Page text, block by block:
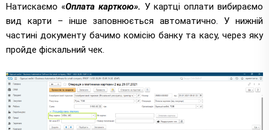
Натискаємо «Оплата карткою». У картці оплати вибираємо
вид карти – інше заповнюється автоматично. У нижній
частині документу бачимо комісію банку та касу, через яку
пройде фіскальний чек.